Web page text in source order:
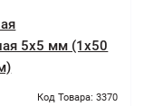
5x5 мм (1x50
Код Товара: 3370